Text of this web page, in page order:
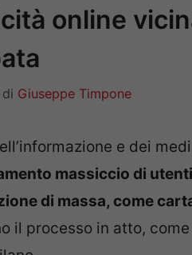
online
di Giuseppe Timpone
e dei
massiccio di
di massa, come
il processo in atto,